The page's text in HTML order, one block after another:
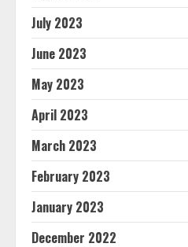
July 2023
June 2023
May 2023
April 2023
March 2023
February 2023
January 2023
December 2022